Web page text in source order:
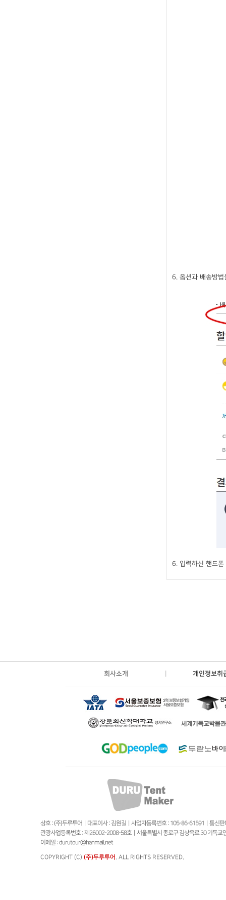
6. 옵션과 배송방
6. 입력하신 핸드
회사소개 개인정보취
상호 : (주)두루투어 | 대표이사 : 김원길 | 사업자등록번호 : 105-86-61591 | 통신
관광사업등록번호 : 제26002-2008-58호 | 서울특별시 종로구 김상옥로 30 기독
이메일 : durutour@hanmail.net
COPYRIGHT (C) (주)두루투어 . ALL RIGHTS RESERVED.